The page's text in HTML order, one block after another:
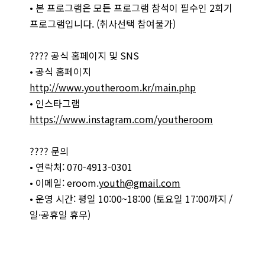
• 본 프로그램은 모든 프로그램 참석이 필수인 2회기
프로그램입니다. (취사선택 참여불가)
???? 공식 홈페이지 및 SNS
• 공식 홈페이지
http://www.youtheroom.kr/main.php
• 인스타그램
https://www.instagram.com/youtheroom
???? 문의
• 연락처: 070-4913-0301
• 이메일: eroom.youth@gmail.com
• 운영 시간: 평일 10:00~18:00 (토요일 17:00까지 /
일·공휴일 휴무)